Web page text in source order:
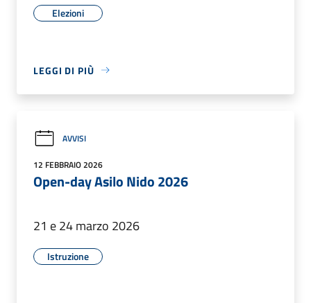
Elezioni
LEGGI DI PIÙ
AVVISI
12 FEBBRAIO 2026
Open-day Asilo Nido 2026
21 e 24 marzo 2026
Istruzione